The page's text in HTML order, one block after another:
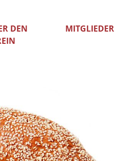
DEN
MITGLIEDER